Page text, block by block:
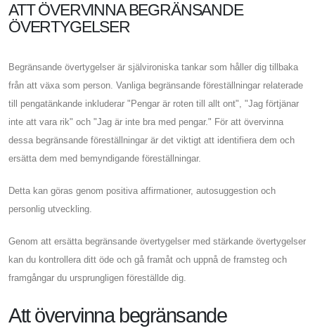
ATT ÖVERVINNA BEGRÄNSANDE
ÖVERTYGELSER
Begränsande övertygelser är självironiska tankar som håller dig tillbaka
från att växa som person. Vanliga begränsande föreställningar relaterade
till pengatänkande inkluderar "Pengar är roten till allt ont", "Jag förtjänar
inte att vara rik" och "Jag är inte bra med pengar." För att övervinna
dessa begränsande föreställningar är det viktigt att identifiera dem och
ersätta dem med bemyndigande föreställningar.
Detta kan göras genom positiva affirmationer, autosuggestion och
personlig utveckling.
Genom att ersätta begränsande övertygelser med stärkande övertygelser
kan du kontrollera ditt öde och gå framåt och uppnå de framsteg och
framgångar du ursprungligen föreställde dig.
Att övervinna begränsande